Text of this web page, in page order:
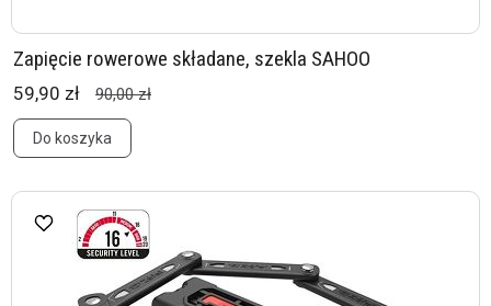
Zapięcie rowerowe składane, szekla SAHOO
59,90 zł 90,00 zł
Do koszyka